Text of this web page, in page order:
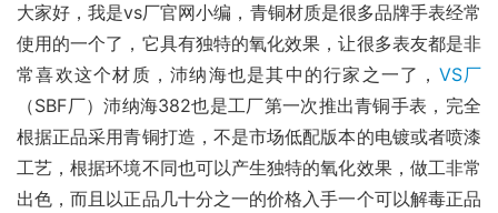
大家好，我是vs厂官网小编，青铜材质是很多品牌手表经常
使用的一个了，它具有独特的氧化效果，让很多表友都是非
常喜欢这个材质，沛纳海也是其中的行家之一了， VS厂
（SBF厂）沛纳海382也是工厂第一次推出青铜手表，完全
根据正品采用青铜打造，不是市场低配版本的电镀或者喷漆
工艺，根据环境不同也可以产生独特的氧化效果，做工非常
出色，而且以正品几十分之一的价格入手一个可以解毒正品